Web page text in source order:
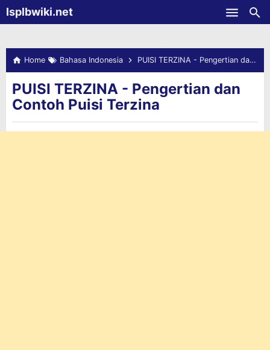
-->Isplbwiki.net
Home Bahasa Indonesia PUISI TERZINA - Pengertian dan Contoh Puisi Terzina
PUISI TERZINA - Pengertian dan
Contoh Puisi Terzina